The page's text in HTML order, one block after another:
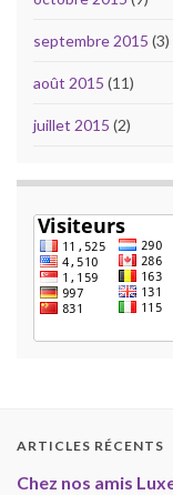
septembre 2015 (3)
août 2015 (11)
juillet 2015 (2)
ARTICLES RÉCENTS
Chez nos amis